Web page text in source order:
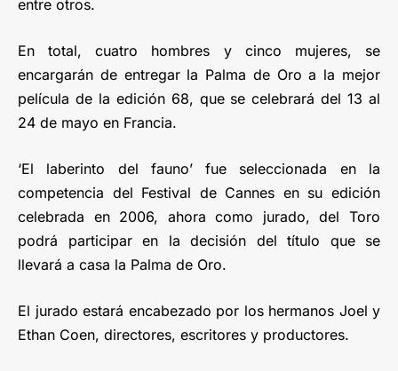
entre otros.
En total, cuatro hombres y cinco mujeres, se
encargarán de entregar la Palma de Oro a la mejor
película de la edición 68, que se celebrará del 13 al
24 de mayo en Francia.
‘El laberinto del fauno’ fue seleccionada en la
competencia del Festival de Cannes en su edición
celebrada en 2006, ahora como jurado, del Toro
podrá participar en la decisión del título que se
llevará a casa la Palma de Oro.
El jurado estará encabezado por los hermanos Joel y
Ethan Coen, directores, escritores y productores.